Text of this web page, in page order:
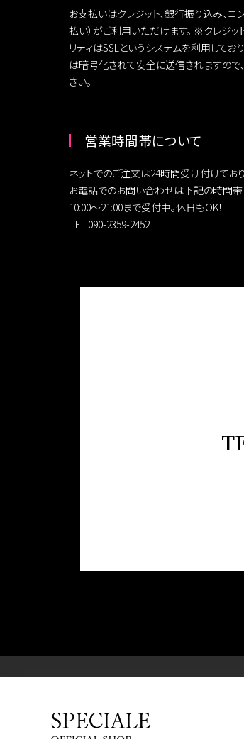
お支払いはクレジット、銀行振り込み、コ
払い）がご利用いただけます。 ※クレジッ
リティはSSLというシステムを利用してお
は暗号化されて安全に送信されますので
さい。
営業時間帯について
ネットでのご注文は24時間受け付けており
お電話でのお問い合わせは下記の時間帯
10:00～21:00まで受付中。休日もOK！
TEL 090-2359-2452